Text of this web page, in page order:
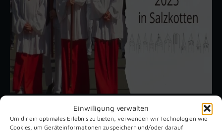
Einwilligung verwalten
Um dir ein optimales Erlebnis zu bieten, verwenden wir Technologien wie
Cookies, um Geräteinformationen zu speichern und/oder darauf
Unsere aktuellen Reportagen